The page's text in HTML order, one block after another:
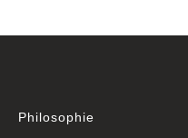
Philosophie